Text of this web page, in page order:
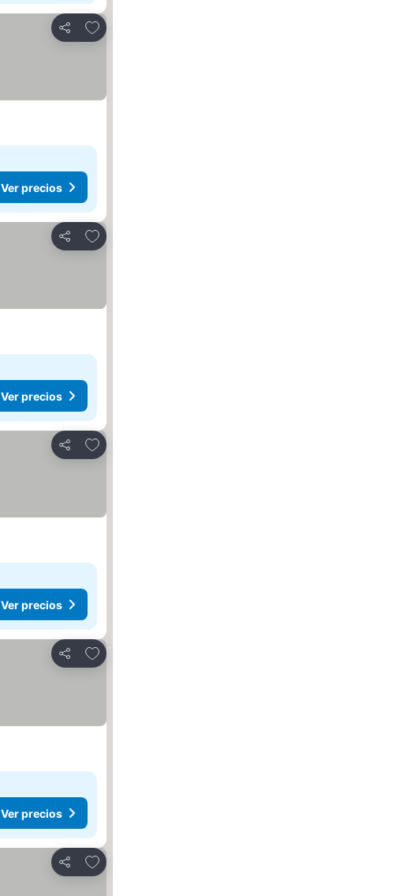
Compartir
Añadir a favoritos
Ver precios
Compartir
Añadir a favoritos
Ver precios
Compartir
Añadir a favoritos
Ver precios
Compartir
Añadir a favoritos
Ver precios
Compartir
Añadir a favoritos